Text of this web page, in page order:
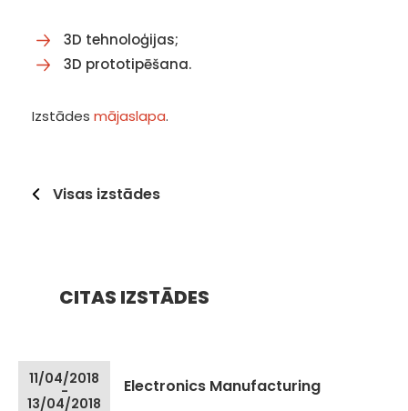
3D tehnoloģijas;
3D prototipēšana.
Izstādes mājaslapa.
Visas izstādes
CITAS IZSTĀDES
11/04/2018
-
13/04/2018
Electronics Manufacturing